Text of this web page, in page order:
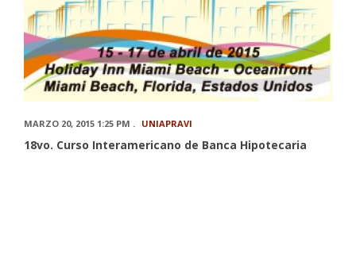
MARZO 20, 2015 1:25 PM . UNIAPRAVI
18vo. Curso Interamericano de Banca Hipotecaria